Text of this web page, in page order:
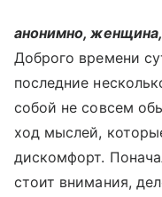
анонимно,
Доброго времени
последние
собой не совсем
ход мыслей,
дискомфорт.
стоит внимания,